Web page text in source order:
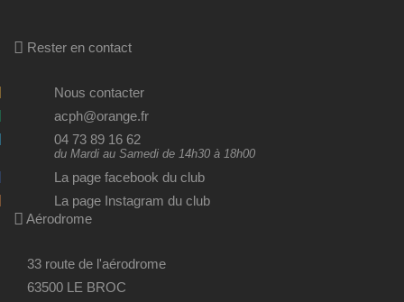
Rester en contact
Nous contacter
acph@orange.fr
04 73 89 16 62
du Mardi au Samedi de 14h30 à 18h00
La page facebook du club
La page Instagram du club
Aérodrome
33 route de l'aérodrome
63500 LE BROC